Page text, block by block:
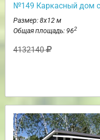
№149 Каркасный дом с
Размер: 8х12 м
Общая площадь: 962
4132140